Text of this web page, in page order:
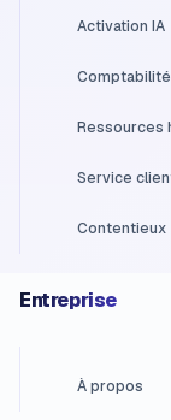
Activation IA
Comptabilité
Ressources
Service
Contentieux
Entreprise
À propos